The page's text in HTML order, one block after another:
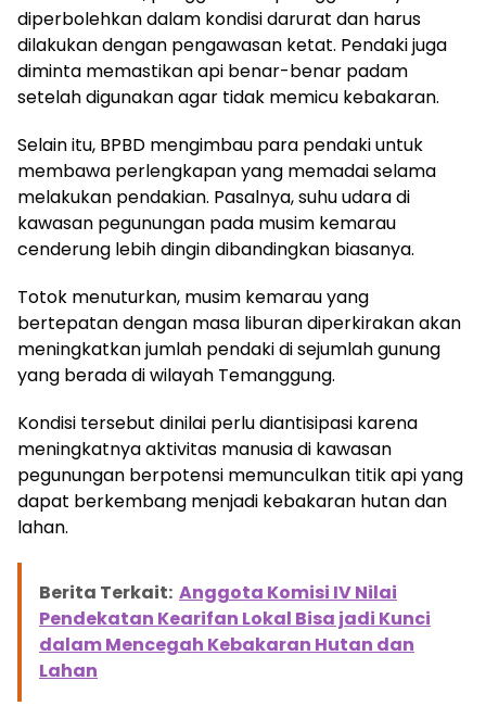
diperbolehkan dalam kondisi darurat dan harus
dilakukan dengan pengawasan ketat. Pendaki juga
diminta memastikan api benar-benar padam
setelah digunakan agar tidak memicu kebakaran.
Selain itu, BPBD mengimbau para pendaki untuk
membawa perlengkapan yang memadai selama
melakukan pendakian. Pasalnya, suhu udara di
kawasan pegunungan pada musim kemarau
cenderung lebih dingin dibandingkan biasanya.
Totok menuturkan, musim kemarau yang
bertepatan dengan masa liburan diperkirakan akan
meningkatkan jumlah pendaki di sejumlah gunung
yang berada di wilayah Temanggung.
Kondisi tersebut dinilai perlu diantisipasi karena
meningkatnya aktivitas manusia di kawasan
pegunungan berpotensi memunculkan titik api yang
dapat berkembang menjadi kebakaran hutan dan
lahan.
Berita Terkait: Anggota Komisi IV Nilai
Pendekatan Kearifan Lokal Bisa jadi Kunci
dalam Mencegah Kebakaran Hutan dan
Lahan